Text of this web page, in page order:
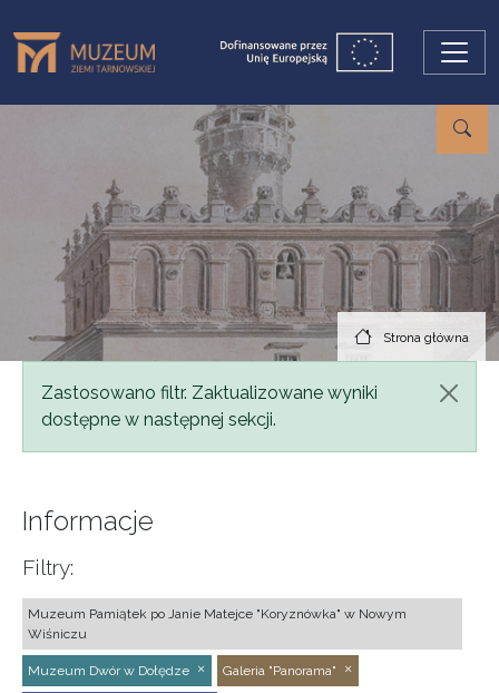
Strona główna
Komunikat
Zastosowano filtr. Zaktualizowane wyniki
dostępne w następnej sekcji.
Informacje
Filtry:
Muzeum Pamiątek po Janie Matejce "Koryznówka" w Nowym
Wiśniczu
Muzeum Dwór w Dołędze Galeria "Panorama"